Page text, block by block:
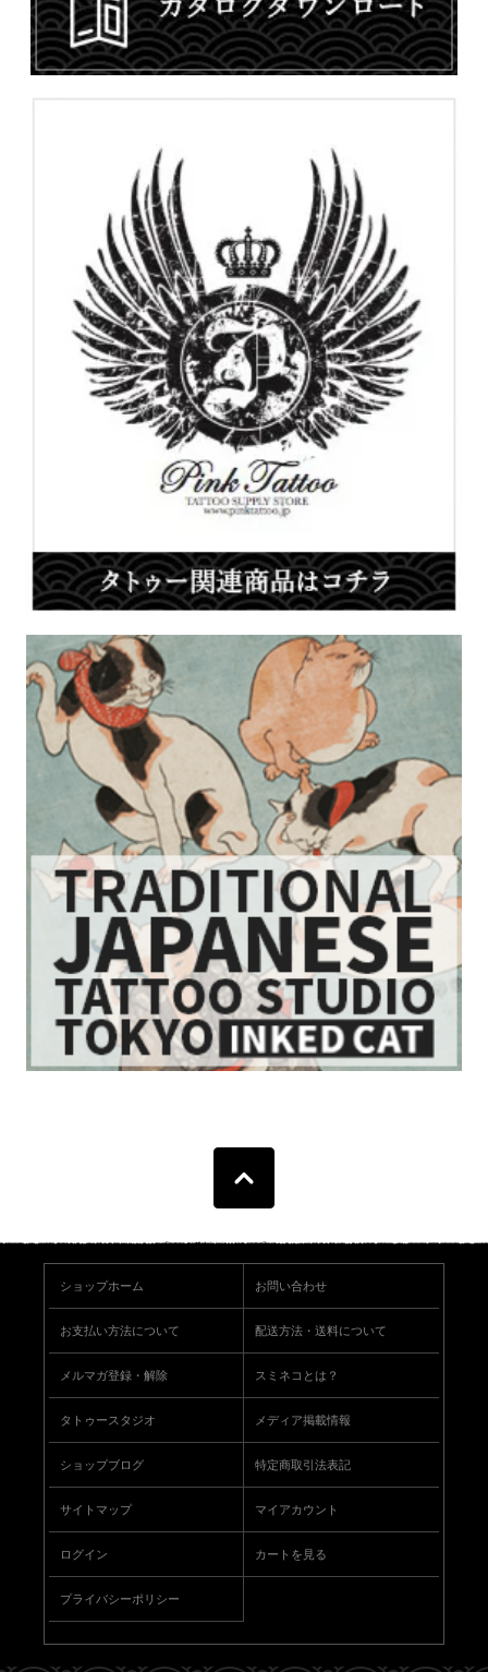
ショップホーム お問い合わせ
お支払い方法について 配送方法・送料について
メルマガ登録・解除 スミネコとは？
タトゥースタジオ メディア掲載情報
ショップブログ 特定商取引法表記
サイトマップ マイアカウント
ログイン カートを見る
プライバシーポリシー